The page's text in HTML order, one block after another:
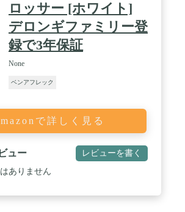
ロッサー [ホワイト]
デロンギファミリー登
録で3年保証
None
ベンアフレック
で詳しく見る
ュー レビューを書く
ありません